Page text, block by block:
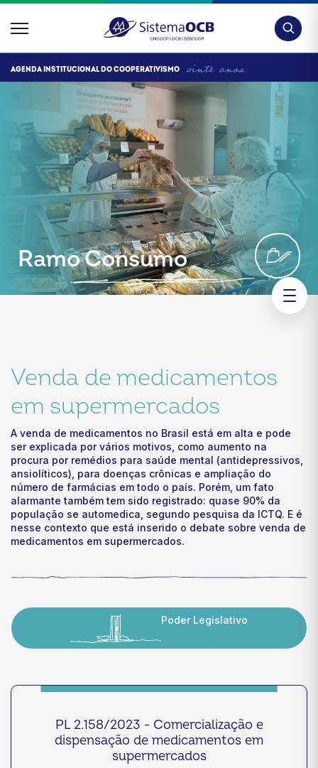
AGENDA INSTITUCIONAL DO COOPERATIVISMO
Ramo Consumo
Venda de medicamentos
em supermercados
A venda de medicamentos no Brasil está em alta e pode
ser explicada por vários motivos, como aumento na
procura por remédios para saúde mental (antidepressivos,
ansiolíticos), para doenças crônicas e ampliação do
número de farmácias em todo o país. Porém, um fato
alarmante também tem sido registrado: quase 90% da
população se automedica, segundo pesquisa da ICTQ. E é
nesse contexto que está inserido o debate sobre venda de
medicamentos em supermercados.
Poder Legislativo
PL 2.158/2023 - Comercialização e
dispensação de medicamentos em
supermercados